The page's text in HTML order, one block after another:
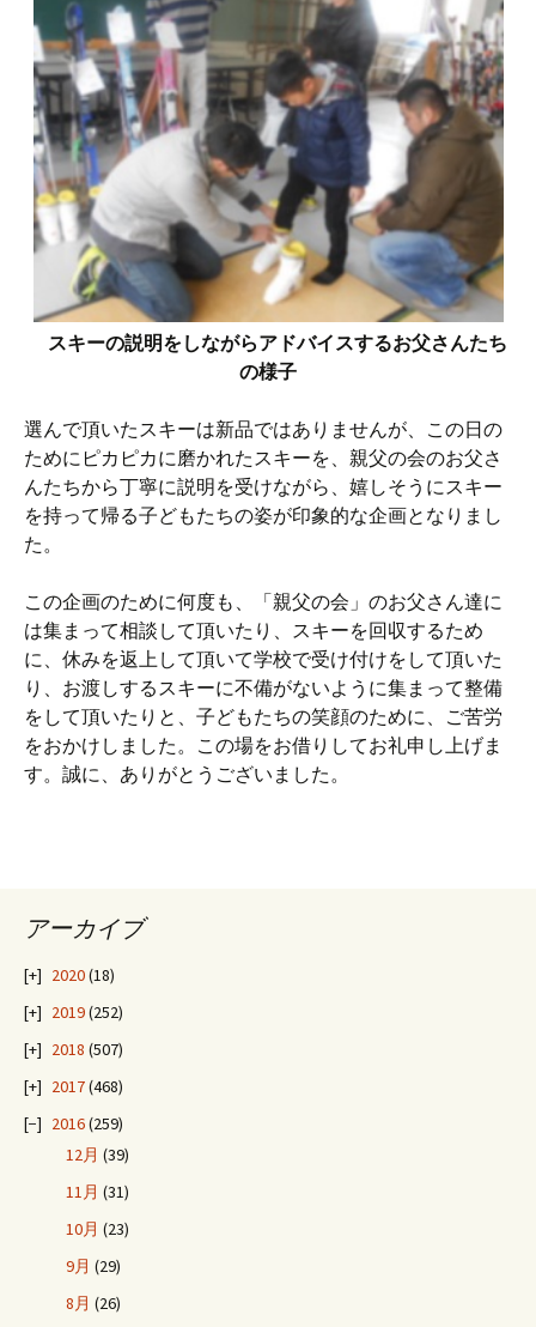
スキーの説明をしながらアドバイスするお父さんたち
の様子
選んで頂いたスキーは新品ではありませんが、この日の
ためにピカピカに磨かれたスキーを、親父の会のお父さ
んたちから丁寧に説明を受けながら、嬉しそうにスキー
を持って帰る子どもたちの姿が印象的な企画となりまし
た。
この企画のために何度も、「親父の会」のお父さん達に
は集まって相談して頂いたり、スキーを回収するため
に、休みを返上して頂いて学校で受け付けをして頂いた
り、お渡しするスキーに不備がないように集まって整備
をして頂いたりと、子どもたちの笑顔のために、ご苦労
をおかけしました。この場をお借りしてお礼申し上げま
す。誠に、ありがとうございました。
アーカイブ
2020(18)
2019(252)
2018 (507)
2017(468)
2016(259)
12月 (39)
11月 (31)
10月 (23)
9月 (29)
8月 (26)